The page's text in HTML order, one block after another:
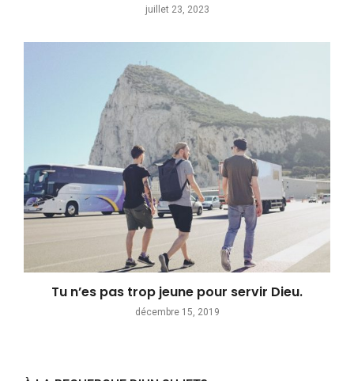
juillet 23, 2023
Tu n’es pas trop jeune pour servir Dieu.
décembre 15, 2019